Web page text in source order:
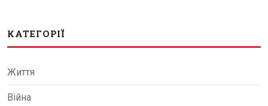
КАТЕГОРІЇ
Життя
Війна